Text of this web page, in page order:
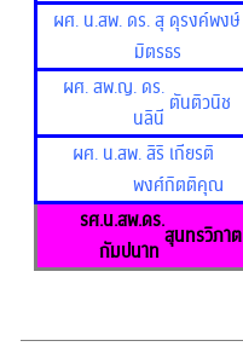
ผศ. น.สพ. ดร. สุ
มิตร
ดุรงค์พงษ์
ธร
ผศ. สพ.ญ. ดร.
นลินี
ตันติวนิช
ผศ. น.สพ. สิริ
พงศ์
เกียรติ
กิตติคุณ
รศ.น.สพ.ดร.
กัมปนาท
สุนทรวิภาต